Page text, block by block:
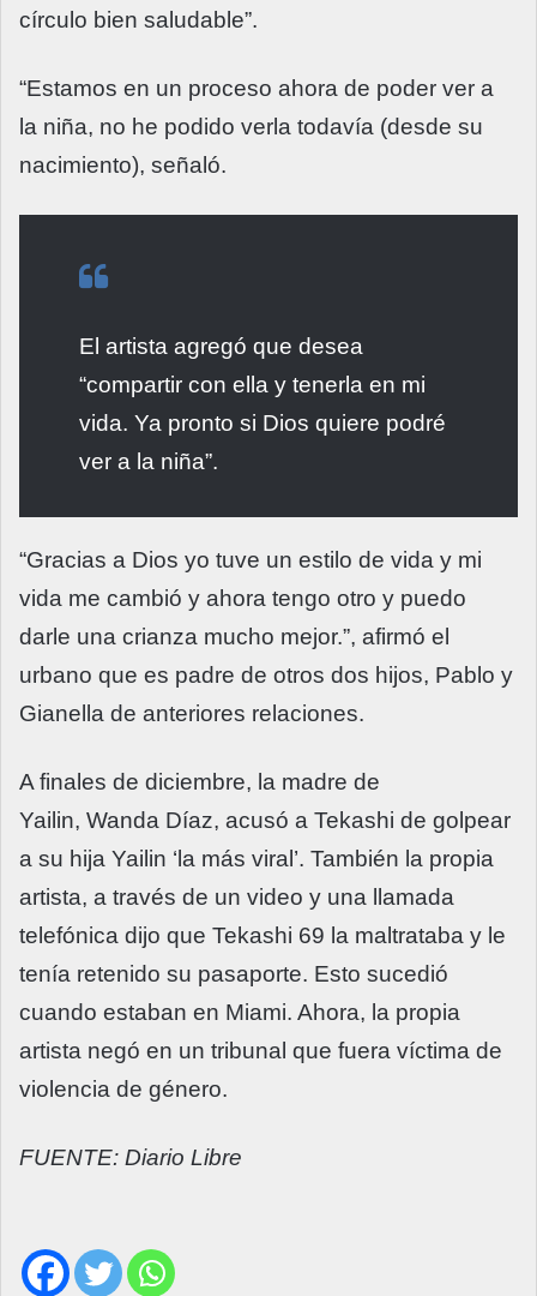
círculo bien saludable”.
“Estamos en un proceso ahora de poder ver a
la niña, no he podido verla todavía (desde su
nacimiento), señaló.
El artista agregó que desea
“compartir con ella y tenerla en mi
vida. Ya pronto si Dios quiere podré
ver a la niña”.
“Gracias a Dios yo tuve un estilo de vida y mi
vida me cambió y ahora tengo otro y puedo
darle una crianza mucho mejor.”, afirmó el
urbano que es padre de otros dos hijos, Pablo y
Gianella de anteriores relaciones.
A finales de diciembre, la madre de
Yailin, Wanda Díaz, acusó a Tekashi de golpear
a su hija Yailin ‘la más viral’. También la propia
artista, a través de un video y una llamada
telefónica dijo que Tekashi 69 la maltrataba y le
tenía retenido su pasaporte. Esto sucedió
cuando estaban en Miami. Ahora, la propia
artista negó en un tribunal que fuera víctima de
violencia de género.
FUENTE: Diario Libre